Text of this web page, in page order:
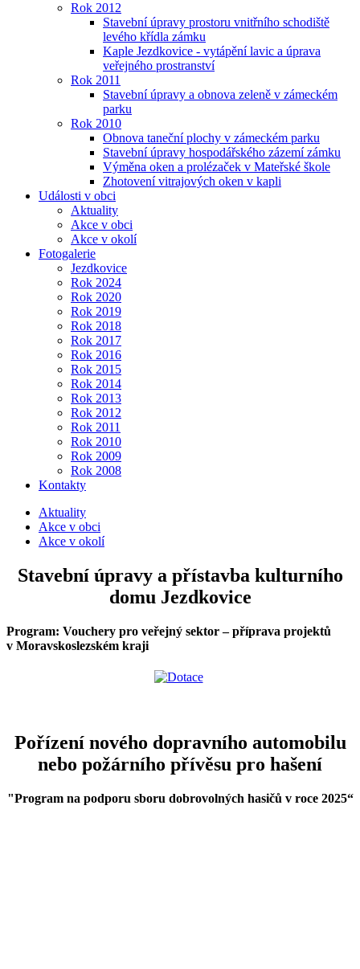
Rok 2012
Stavební úpravy prostoru vnitřního schodiště
levého křídla zámku
Kaple Jezdkovice - vytápění lavic a úprava
veřejného prostranství
Rok 2011
Stavební úpravy a obnova zeleně v zámeckém
parku
Rok 2010
Obnova taneční plochy v zámeckém parku
Stavební úpravy hospodářského zázemí zámku
Výměna oken a prolézaček v Mateřské škole
Zhotovení vitrajových oken v kapli
Události v obci
Aktuality
Akce v obci
Akce v okolí
Fotogalerie
Jezdkovice
Rok 2024
Rok 2020
Rok 2019
Rok 2018
Rok 2017
Rok 2016
Rok 2015
Rok 2014
Rok 2013
Rok 2012
Rok 2011
Rok 2010
Rok 2009
Rok 2008
Kontakty
Aktuality
Akce v obci
Akce v okolí
Stavební úpravy a přístavba kulturního
domu Jezdkovice
Program: Vouchery pro veřejný sektor – příprava projektů
v Moravskoslezském kraji
Pořízení nového dopravního automobilu
nebo požárního přívěsu pro hašení
"Program na podporu sboru dobrovolných hasičů v roce 2025“